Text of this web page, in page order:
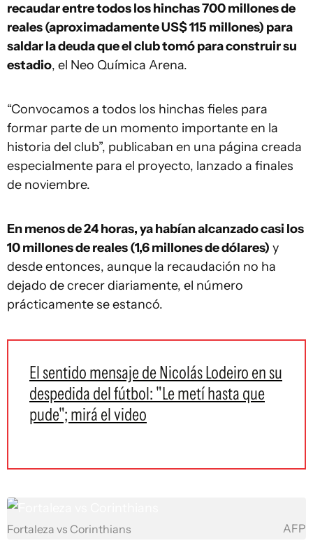
recaudar entre todos los hinchas 700 millones de
reales (aproximadamente US$ 115 millones) para
saldar la deuda que el club tomó para construir su
estadio, el Neo Química Arena.
“Convocamos a todos los hinchas fieles para
formar parte de un momento importante en la
historia del club”, publicaban en una página creada
especialmente para el proyecto, lanzado a finales
de noviembre.
En menos de 24 horas, ya habían alcanzado casi los
10 millones de reales (1,6 millones de dólares) y
desde entonces, aunque la recaudación no ha
dejado de crecer diariamente, el número
prácticamente se estancó.
El sentido mensaje de Nicolás Lodeiro en su
despedida del fútbol: "Le metí hasta que
pude"; mirá el video
Fortaleza vs Corinthians AFP